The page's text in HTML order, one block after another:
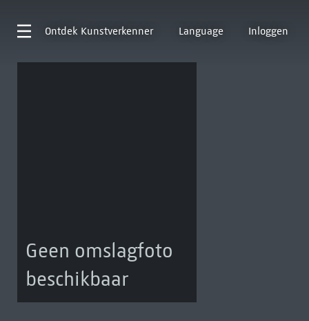
Ontdek Kunstverkenner Language Inloggen
Geen omslagfoto
beschikbaar